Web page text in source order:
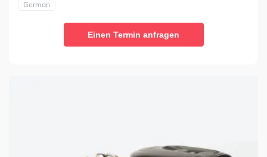
German
Einen Termin anfragen